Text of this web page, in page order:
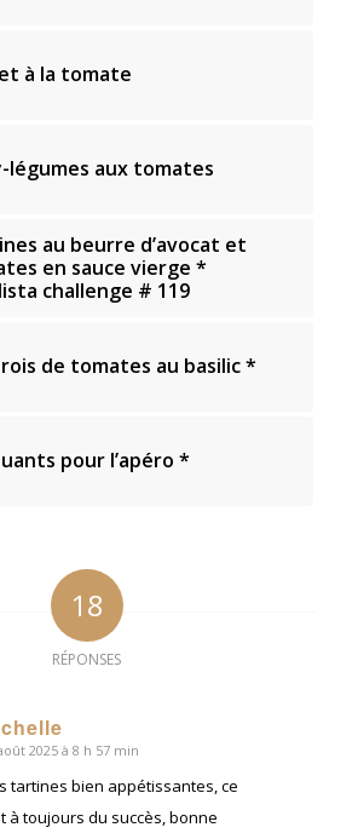
à la tomate
légumes aux tomates
au beurre d’avocat et
en sauce vierge *
challenge # 119
de tomates au basilic *
pour l’apéro *
18
RÉPONSES
2025 à 8 h 57 min
tartines bien appétissantes, ce
à toujours du succès, bonne